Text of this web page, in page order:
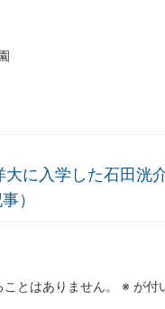
大に入学した石田洸
）
とはありません。 ※ が付